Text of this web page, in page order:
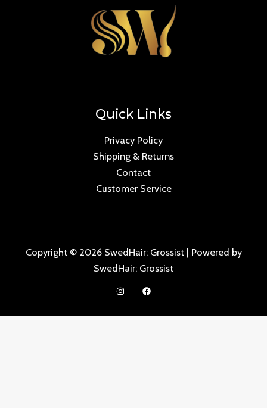
Quick Links
Privacy Policy
Shipping & Returns
Contact
Customer Service
Copyright © 2026 SwedHair: Grossist | Powered by
SwedHair: Grossist